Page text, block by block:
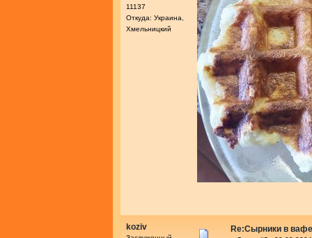
11137
Откуда: Украина,
Хмельницкий
koziv Re:Сырники в